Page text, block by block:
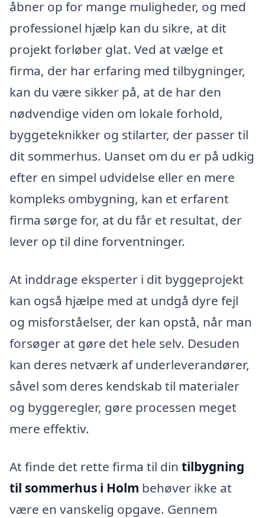
åbner op for mange muligheder, og med
professionel hjælp kan du sikre, at dit
projekt forløber glat. Ved at vælge et
firma, der har erfaring med tilbygninger,
kan du være sikker på, at de har den
nødvendige viden om lokale forhold,
byggeteknikker og stilarter, der passer til
dit sommerhus. Uanset om du er på udkig
efter en simpel udvidelse eller en mere
kompleks ombygning, kan et erfarent
firma sørge for, at du får et resultat, der
lever op til dine forventninger.
At inddrage eksperter i dit byggeprojekt
kan også hjælpe med at undgå dyre fejl
og misforståelser, der kan opstå, når man
forsøger at gøre det hele selv. Desuden
kan deres netværk af underleverandører,
såvel som deres kendskab til materialer
og byggeregler, gøre processen meget
mere effektiv.
At finde det rette firma til din tilbygning
til sommerhus i Holm behøver ikke at
være en vanskelig opgave. Gennem